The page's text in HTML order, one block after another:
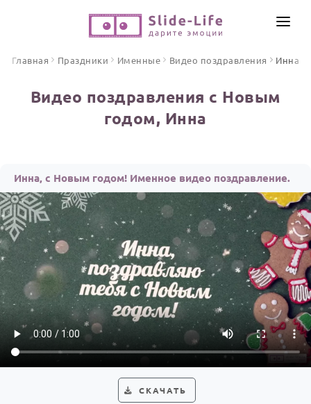
Открытки
Стихи и тексты
ПРАЗДНИКИ
С Днем рождения
Юбилей
Свадьба
Годовщина свадьбы
Календарь праздников
ИНСТРУМЕНТЫ
ОТЗЫВЫ
Главная Праздники Именные Видео поздравления Инна
Видео поздравления с Новым
годом, Инна
Инна, с Новым годом! Именное видео поздравление.
СКАЧАТЬ